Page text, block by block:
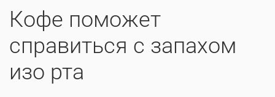
Кофе поможет
справиться с запахом
изо рта